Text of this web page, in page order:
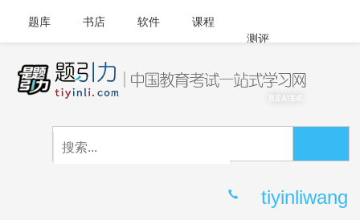
题库 书店 软件
课程
测评
APP下载
tiyinliwang